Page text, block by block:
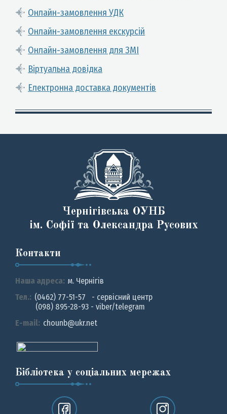
Онлайн-замовлення УДК
Онлайн-замовлення екскурсій
Онлайн-замовлення для ЗМІ
Віртуальна довідка
Електронна доставка документів
Чернігівська ОУНБ
ім. Софії та Олександра Русових
Контакти
Наша адреса: м. Чернiгiв
Тел.: (0462) 77-51-57 - сервісний центр
(098) 895-28-93 - viber/telegram
E-mail: chounb@ukr.net
Бібліотека у соціальних мережах